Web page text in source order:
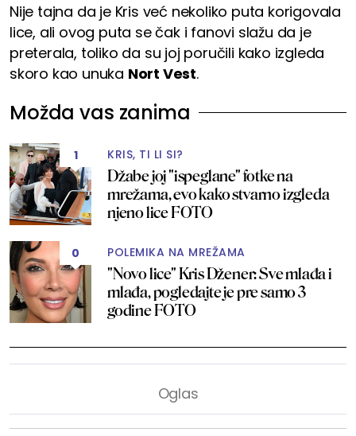
Nije tajna da je Kris već nekoliko puta korigovala
lice, ali ovog puta se čak i fanovi slažu da je
preterala, toliko da su joj poručili kako izgleda
skoro kao unuka Nort Vest.
Možda vas zanima
1 KRIS, TI LI SI?
Džabe joj "ispeglane" fotke na
mrežama, evo kako stvarno izgleda
njeno lice FOTO
0 POLEMIKA NA MREŽAMA
"Novo lice" Kris Džener: Sve mlađa i
mlađa, pogledajte je pre samo 3
godine FOTO